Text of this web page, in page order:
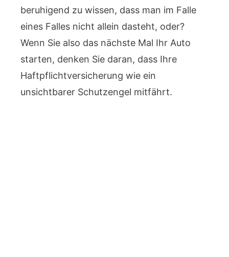
beruhigend zu wissen, dass man im Falle
eines Falles nicht allein dasteht, oder?
Wenn Sie also das nächste Mal Ihr Auto
starten, denken Sie daran, dass Ihre
Haftpflichtversicherung wie ein
unsichtbarer Schutzengel mitfährt.